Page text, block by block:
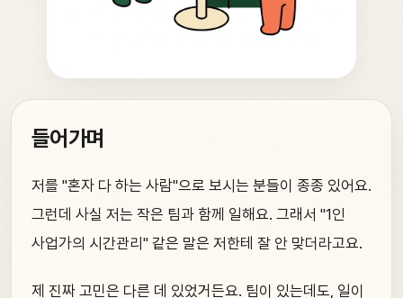
들어가며
저를 "혼자 다 하는 사람"으로 보시는 분들이 종종 있어요.
그런데 사실 저는 작은 팀과 함께 일해요. 그래서 "1인
사업가의 시간관리" 같은 말은 저한테 잘 안 맞더라고요.
제 진짜 고민은 다른 데 있었거든요. 팀이 있는데도, 일이